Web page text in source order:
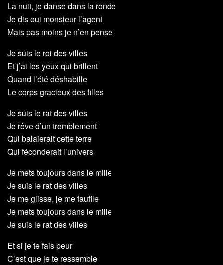
La nuit, je danse dans la ronde
Je dis oui monsieur l’agent
Mais pas moins je n’en pense
Je suis le roi des villes
Et j’ai les yeux qui brillent
Quand l’été déshabille
Le corps gracieux des filles
Je suis le rat des villes
Je rêve d’un tremblement
Qui balaierait cette terre
Qui féconderait l’univers
Je mets toujours dans le mille
Je suis le rat des villes
Je me glisse, je me faufile
Je mets toujours dans le mille
Je suis le rat des villes
Et si je te fais peur
C’est que je te ressemble